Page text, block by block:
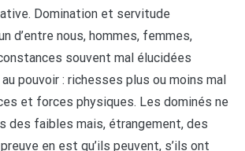
Domination et servitude
d’entre nous, hommes, femmes,
souvent mal élucidées
pouvoir : richesses plus ou moins mal
et forces physiques. Les dominés ne
des faibles mais, étrangement, des
en est qu’ils peuvent, s’ils ont